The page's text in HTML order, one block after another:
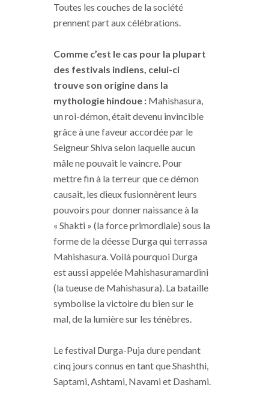
Toutes les couches de la société
prennent part aux célébrations.
Comme c’est le cas pour la plupart
des festivals indiens, celui-ci
trouve son origine dans la
mythologie hindoue : Mahishasura
un roi-démon, étaitdevenu invincible
grâce à une faveur accordée par le
Seigneur Shiva selon laquelle aucun
mâle ne pouvait le vaincre. Pour
mettre fin à la terreur que ce démon
causait, les dieux fusionnèrent leurs
pouvoirs pour donner naissance à la
« Shakti » (la force primordiale) sous la
forme de la déesse Durgaqui terrassa
Mahishasura Voilà pourquoi Durga
est aussi appelée Mahishasuramardini
(la tueuse de Mahishasura) La bataille
symbolise la victoire du biensur le
mal, de la lumière sur les ténèbres.
Le festival Durga-Pujadure pendant
cinq jours connus en tant queShashthi
Saptami Ashtami Navamiet Dashami